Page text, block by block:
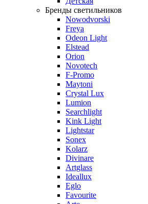
Бренды светильников
Nowodvorski
Freya
Odeon Light
Elstead
Orion
Novotech
F-Promo
Maytoni
Crystal Lux
Lumion
Searchlight
Kink Light
Lightstar
Sonex
Kolarz
Divinare
Artglass
Ideallux
Eglo
Favourite